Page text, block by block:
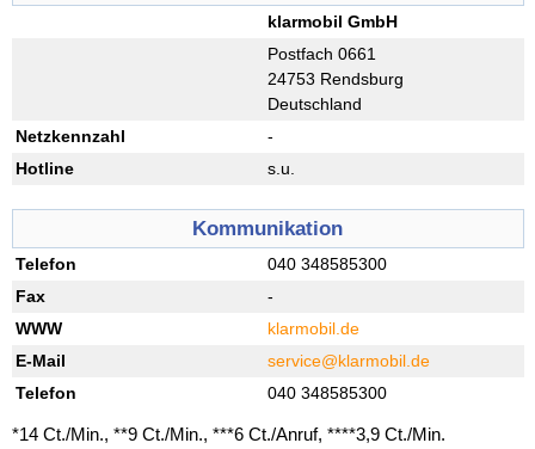
klarmobil GmbH
Postfach 0661
24753 Rendsburg
Deutschland
Netzkennzahl
-
Hotline
s.u.
Kommunikation
Telefon
040 348585300
Fax
-
WWW
klarmobil.de
E-Mail
service@klarmobil.de
Telefon
040 348585300
*14 Ct./Min., **9 Ct./Min., ***6 Ct./Anruf, ****3,9 Ct./Min.